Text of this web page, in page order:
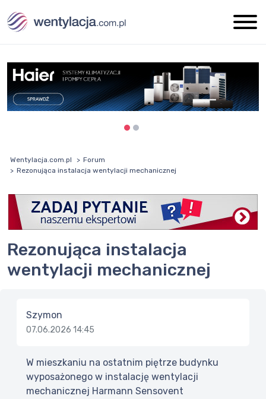
Wentylacja.com.pl
Forum
Rezonująca instalacja wentylacji mechanicznej
Rezonująca instalacja
wentylacji mechanicznej
Szymon
07.06.2026 14:45
W mieszkaniu na ostatnim piętrze budynku
wyposażonego w instalację wentylacji
mechanicznej Harmann Sensovent